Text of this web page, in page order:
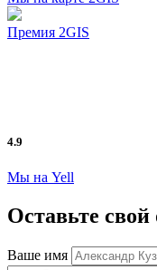
Премия 2GIS
4.9
Мы на Yell
Оставьте свой
Ваше имя